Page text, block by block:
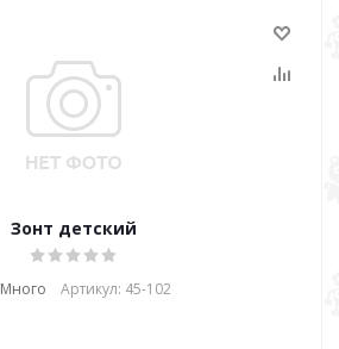
Зонт детский
Много Артикул: 45-102